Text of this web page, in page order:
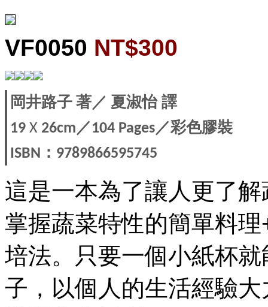
VF0050 NT$300
岡井路子著／ 夏淑怡譯
19 X 26cm／104 Pages／彩色膠裝
ISBN ： 9789866595745
這是一本為了讓人更了
掌握蔬菜特性的簡單料
培法。只要一個小紙杯
子，以個人的生活經驗